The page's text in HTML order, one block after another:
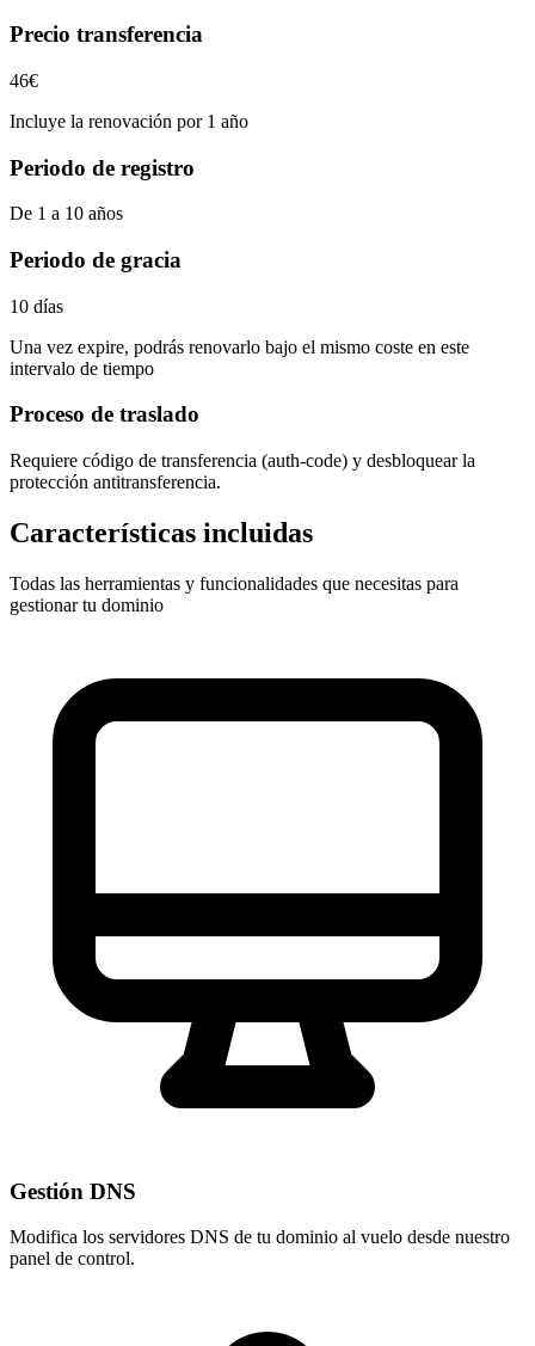
Precio transferencia
46€
Incluye la renovación por 1 año
Periodo de registro
De 1 a 10 años
Periodo de gracia
10 días
Una vez expire, podrás renovarlo bajo el mismo coste en este
intervalo de tiempo
Proceso de traslado
Requiere código de transferencia (auth-code) y desbloquear la
protección antitransferencia.
Características incluidas
Todas las herramientas y funcionalidades que necesitas para
gestionar tu dominio
Gestión DNS
Modifica los servidores DNS de tu dominio al vuelo desde nuestro
panel de control.